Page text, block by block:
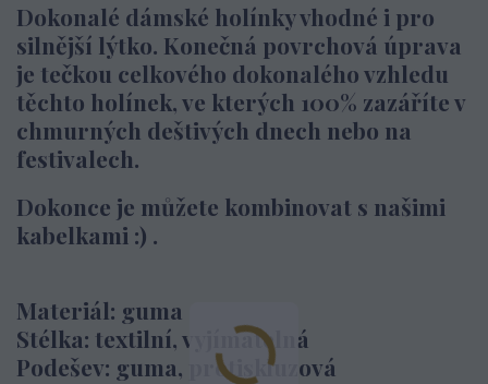
Dokonalé dámské holínky vhodné i pro
silnější lýtko. Konečná povrchová úprava
je tečkou celkového dokonalého vzhledu
těchto holínek, ve kterých 100% zazáříte v
chmurných deštivých dnech nebo na
festivalech.
Dokonce je můžete kombinovat s našimi
kabelkami :) .
Materiál: guma
Stélka: textilní, vyjímatelná
Podešev: guma, protiskluzová